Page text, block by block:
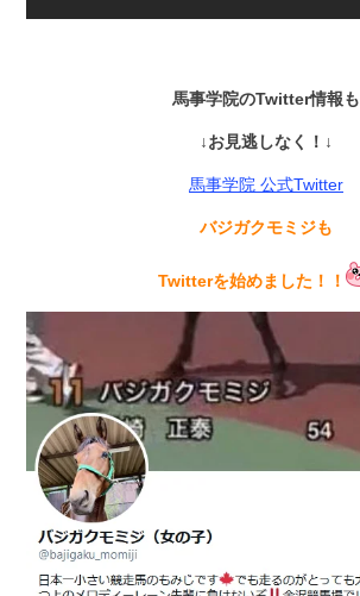
馬事学院のTwitter情報も
↓お見逃しなく！↓
馬事学院 公式Twitter
バジガクモミジも
Twitterを始めました！！